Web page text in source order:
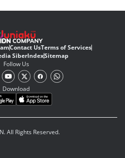
Contact UsTerms of Services
SiberIndexSitemap
Follow Us
Download
All Rights Reserved.